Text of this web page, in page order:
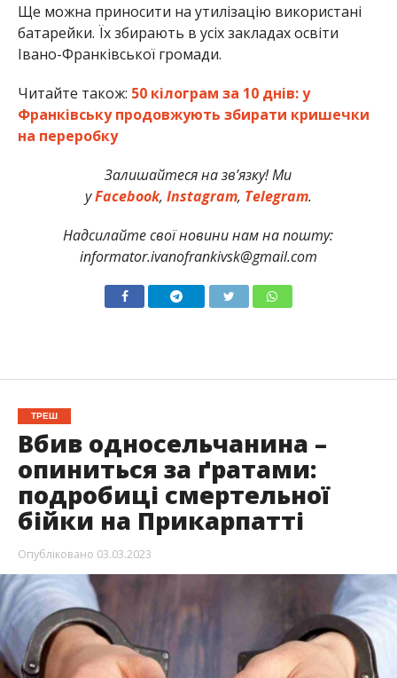
Ще можна приносити на утилізацію використані
батарейки. Їх збирають в усіх закладах освіти
Івано-Франківської громади.
Читайте також: 50 кілограм за 10 днів: у
Франківську продовжують збирати кришечки
на переробку
Залишайтеся на зв’язку! Ми
уFacebook, Instagram, Telegram.
Надсилайте свої новини нам на пошту:
informator.ivanofrankivsk@gmail.com
ТРЕШ
Вбив односельчанина –
опиниться за ґратами:
подробиці смертельної
бійки на Прикарпатті
Опубліковано 03.03.2023